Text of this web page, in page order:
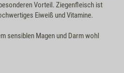
Vorteil. Ziegenfleisch ist
Eiweiß und Vitamine.
sensiblen Magen und Darm wohl